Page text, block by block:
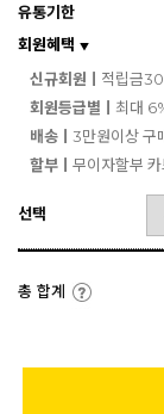
유통기한
회원혜택 ▼
신규회원ㅣ 적립금
회원등급별ㅣ 최대
배송ㅣ 3만원이상 구
할부ㅣ 무이자할부
선택
총 합계